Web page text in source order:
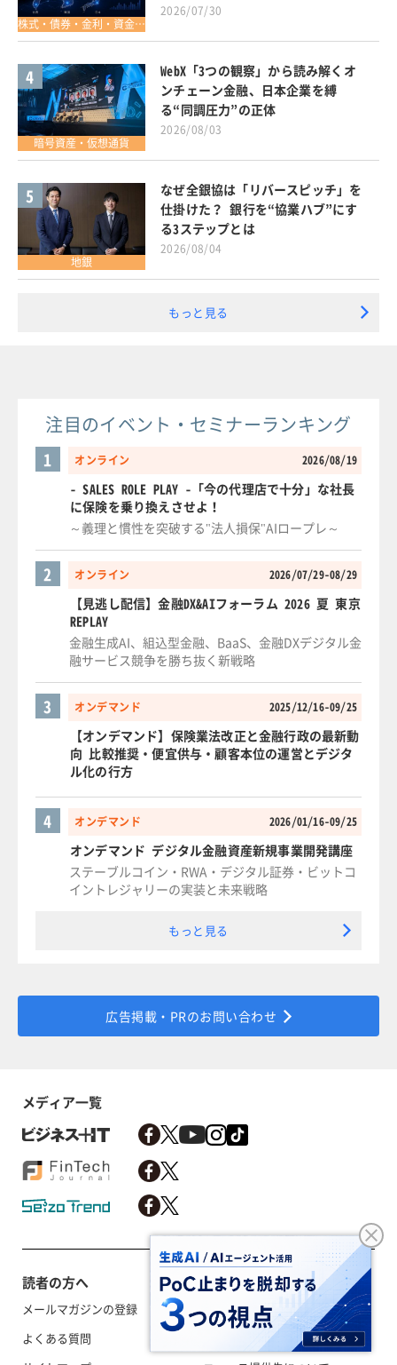
株式・債券・金利・資金調達
2026/07/30
4
暗号資産・仮想通貨
WebX「3つの観察」から読み解くオ
ンチェーン金融、日本企業を縛
る“同調圧力”の正体
2026/08/03
5
地銀
なぜ全銀協は「リバースピッチ」を
仕掛けた？ 銀行を“協業ハブ”にす
る3ステップとは
2026/08/04
もっと見る
注目のイベント・セミナーランキング
オンライン 2026/08/19
1
- SALES ROLE PLAY -「今の代理店で十分」な社長
に保険を乗り換えさせよ！
～義理と慣性を突破する"法人損保"AIロープレ～
オンライン 2026/07/29-08/29
2
【見逃し配信】金融DX&AIフォーラム 2026 夏 東京
REPLAY
金融生成AI、組込型金融、BaaS、金融DXデジタル金
融サービス競争を勝ち抜く新戦略
オンデマンド 2025/12/16-09/25
3
【オンデマンド】保険業法改正と金融行政の最新動
向 比較推奨・便宜供与・顧客本位の運営とデジタ
ル化の行方
オンデマンド 2026/01/16-09/25
4
オンデマンド デジタル金融資産新規事業開発講座
ステーブルコイン・RWA・デジタル証券・ビットコ
イントレジャリーの実装と未来戦略
もっと見る
広告掲載・PRのお問い合わせ
メディア一覧
読者の方へ
メールマガジンの登録
よくある質問
利用規約／外部送信
RSSについて